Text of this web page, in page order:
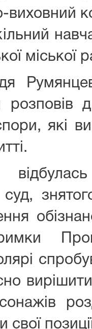
виховний
міської
розповів
які